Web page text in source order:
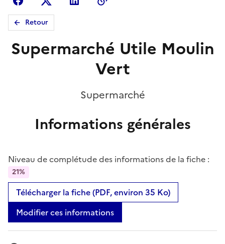
Retour
Supermarché Utile Moulin
Vert
Supermarché
Informations générales
Niveau de complétude des informations de la fiche :
21%
Télécharger la fiche (PDF, environ 35 Ko)
Modifier ces informations